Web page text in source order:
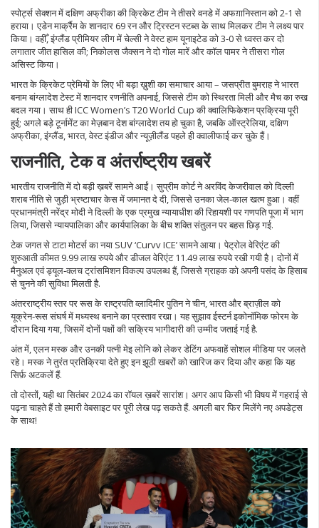
स्पोर्ट्स सेक्शन में दक्षिण अफ्रीका की क्रिकेट टीम ने तीसरे वनडे में अफग़ानिस्तान को 2‑1 से
हराया। एडेन मार्क्रैम के शानदार 69 रन और ट्रिस्टन स्टब्स के साथ मिलकर टीम ने लक्ष्य पार
किया। वहीँ, इंग्लैंड प्रीमियर लीग में चेल्सी ने वेस्ट हाम यूनाइटेड को 3‑0 से ध्वस्त कर दो
लगातार जीत हासिल की; निकोलस जैक्सन ने दो गोल मारें और कॉल पामर ने तीसरा गोल
असिस्ट किया।
भारत के क्रिकेट प्रेमियों के लिए भी बड़ा ख़ुशी का समाचार आया – जसप्रीत बुमराह ने भारत
बनाम बांग्लादेश टेस्ट में शानदार रणनीति अपनाई, जिससे टीम को स्थिरता मिली और मैच का रुख
बदल गया। साथ ही ICC Women’s T20 World Cup की क्वालिफिकेशन प्रक्रिया पूरी
हुई; अगले बड़े टूर्नामेंट का मेज़बान देश बांग्लादेश तय हो चुका है, जबकि ऑस्ट्रेलिया, दक्षिण
अफ्रीका, इंग्लैंड, भारत, वेस्ट इंडीज और न्यूज़ीलैंड पहले ही क्वालीफाई कर चुके हैं।
राजनीति, टेक व अंतर्राष्ट्रीय खबरें
भारतीय राजनीति में दो बड़ी ख़बरें सामने आईं। सुप्रीम कोर्ट ने अरविंद केजरीवाल को दिल्ली
शराब नीति से जुड़ी भ्रष्टाचार केस में जमानत दे दी, जिससे उनका जेल‑काल खत्म हुआ। वहीं
प्रधानमंत्री नरेंद्र मोदी ने दिल्ली के एक प्रमुख न्यायाधीश की रिहायशी पर गणपति पूजा में भाग
लिया, जिससे न्यायपालिका और कार्यपालिका के बीच शक्ति संतुलन पर बहस छिड़ गई.
टेक जगत से टाटा मोटर्स का नया SUV ‘Curvv ICE’ सामने आया। पेट्रोल वेरिएंट की
शुरुआती कीमत 9.99 लाख रुपये और डीजल वेरिएंट 11.49 लाख रुपये रखी गयी है। दोनों में
मैनुअल एवं ड्यूल‑क्लच ट्रांसमिशन विकल्प उपलब्ध हैं, जिससे ग्राहक को अपनी पसंद के हिसाब
से चुनने की सुविधा मिलती है.
अंतरराष्ट्रीय स्तर पर रूस के राष्ट्रपति व्लादिमीर पुतिन ने चीन, भारत और ब्राज़ील को
यूक्रेन‑रूस संघर्ष में मध्यस्थ बनाने का प्रस्ताव रखा। यह सुझाव ईस्टर्न इकोनॉमिक फोरम के
दौरान दिया गया, जिसमें दोनों पक्षों की सक्रिय भागीदारी की उम्मीद जताई गई है.
अंत में, एलन मस्क और उनकी पत्नी मेइ लोनि को लेकर डेटिंग अफवाहें सोशल मीडिया पर जलते
रहे। मस्क ने तुरंत प्रतिक्रिया देते हुए इन झूठी खबरों को खारिज कर दिया और कहा कि यह
सिर्फ़ अटकलें हैं.
तो दोस्तों, यही था सितंबर 2024 का रॉयल ख़बरें सारांश। अगर आप किसी भी विषय में गहराई से
पढ़ना चाहते हैं तो हमारी वेबसाइट पर पूरी लेख पढ़ सकते हैं. अगली बार फिर मिलेंगे नए अपडेट्स
के साथ!